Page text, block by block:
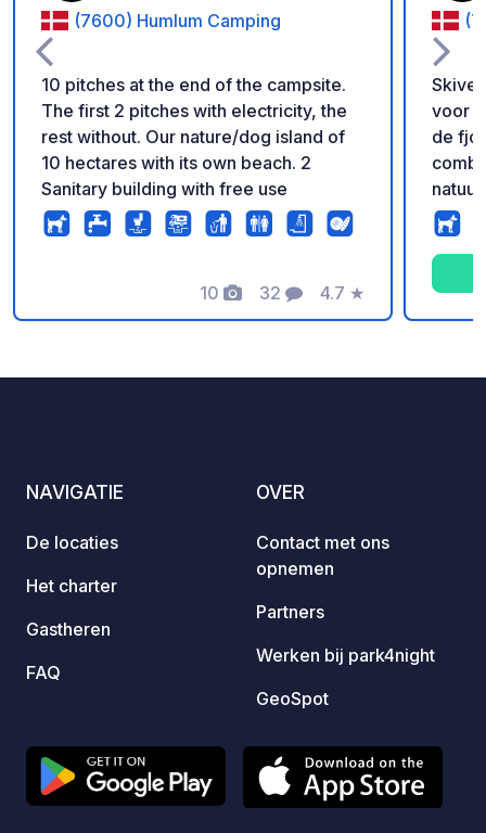
(7600) Humlum Camping
10 pitches at the end of the campsite.
The first 2 pitches with electricity, the
rest without. Our nature/dog island of
10 hectares with its own beach. 2
Sanitary building with free use
10
Foto's
32
Commentaren
4.7
Beoordeling
★
Skive
voor
de
toch
NAVIGATIE
De locaties
Het charter
Gastheren
FAQ
OVER
Contact met ons
opnemen
Partners
Werken bij park4night
GeoSpot